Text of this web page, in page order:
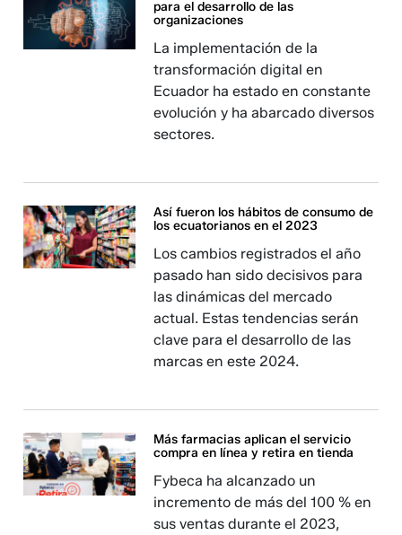
para el desarrollo de las
organizaciones
La implementación de la
transformación digital en
Ecuador ha estado en constante
evolución y ha abarcado diversos
sectores.
Así fueron los hábitos de consumo de
los ecuatorianos en el 2023
Los cambios registrados el año
pasado han sido decisivos para
las dinámicas del mercado
actual. Estas tendencias serán
clave para el desarrollo de las
marcas en este 2024.
Más farmacias aplican el servicio
compra en línea y retira en tienda
Fybeca ha alcanzado un
incremento de más del 100 % en
sus ventas durante el 2023,